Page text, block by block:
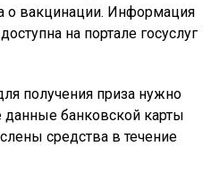
о вакцинации. Информация
на портале госуслуг
получения приза нужно
данные банковской карты
средства в течение